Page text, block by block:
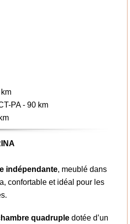
PA - 90 km
indépendante, meublé dans
confortable et idéal pour les
quadrupledotée d’un